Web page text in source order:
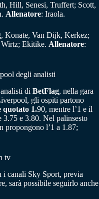
Hill, Senesi, Truffert; Scott,
Allenatore: Iraola.
Konate, Van Dijk, Kerkez;
Wirtz; Ekitike. Allenatore:
degli analisti
di BetFlag, nella gara
gli ospiti partono
quotato 1.90, mentre l’1 e il
3.75 e 3.80. Nel palinsesto
l’1 a 1.87;
tv
i canali Sky Sport, previa
sarà possibile seguirlo anche